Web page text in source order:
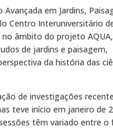
em Jardins,
Centro Interuniversitário
no âmbito do projeto
de jardins e paisagem,
da história das
de investigações
teve início em janeiro de
têm variado entre